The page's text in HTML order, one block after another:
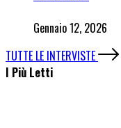
Gennaio 12, 2026
TUTTE LE INTERVISTE
I Più Letti